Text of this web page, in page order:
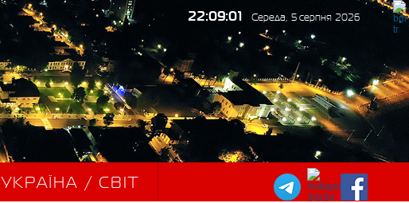
22:09:03 Середа, 5 серпня 2026
УКРАЇНА / СВІТ